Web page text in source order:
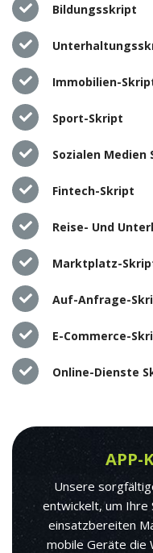
Bildungsskript
Immobilien-
Sport-Skript
Sozialen Medien
Fintech-Skript
Reise- Und
Marktplatz-
Auf-Anfrage-
E-Commerce-
Online-Dienste
APP-
Unsere
entwickelt, um
einsatzbereiten
mobile Geräte die